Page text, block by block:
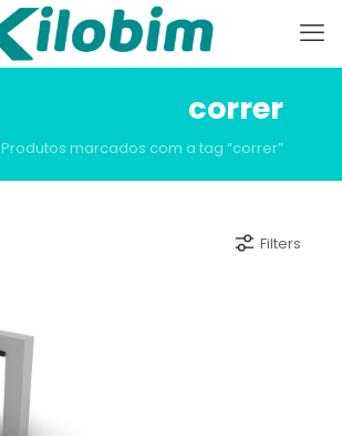
correr
Produtos marcados com a tag “correr”
Filters